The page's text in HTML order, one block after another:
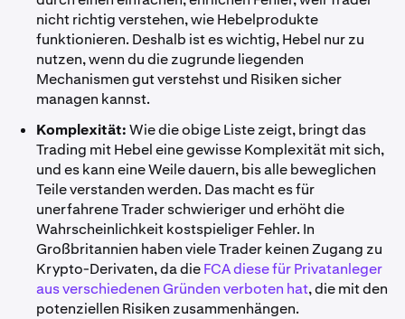
nicht richtig verstehen, wie Hebelprodukte
funktionieren. Deshalb ist es wichtig, Hebel nur zu
nutzen, wenn du die zugrunde liegenden
Mechanismen gut verstehst und Risiken sicher
managen kannst.
Komplexität:Wie die obige Liste zeigt, bringt das
Trading mit Hebel eine gewisse Komplexität mit sich,
und es kann eine Weile dauern, bis alle beweglichen
Teile verstanden werden. Das macht es für
unerfahrene Trader schwieriger und erhöht die
Wahrscheinlichkeit kostspieliger Fehler. In
Großbritannien haben viele Trader keinen Zugang zu
Krypto-Derivaten, da dieFCA diese für Privatanleger
aus verschiedenen Gründen verboten hat, die mit den
potenziellen Risiken zusammenhängen.